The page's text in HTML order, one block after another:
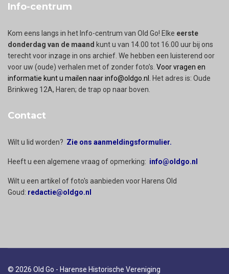
Info-centrum
Kom eens langs in het Info-centrum van Old Go! Elke eerste
donderdag van de maand kunt u van 14.00 tot 16.00 uur bij ons
terecht voor inzage in ons archief. We hebben een luisterend oor
voor uw (oude) verhalen met of zonder foto’s. Voor vragen en
informatie kunt u mailen naar info@oldgo.nl
. Het adres is: Oude
Brinkweg 12A, Haren; de trap op naar boven.
Contact
Wilt u lid worden? Zie ons aanmeldingsformulier.
Heeft u een algemene vraag of opmerking: info@oldgo.nl
Wilt u een artikel of foto's aanbieden voor Harens Old
Goud: redactie@oldgo.nl
© 2026 Old Go - Harense Historische Vereniging